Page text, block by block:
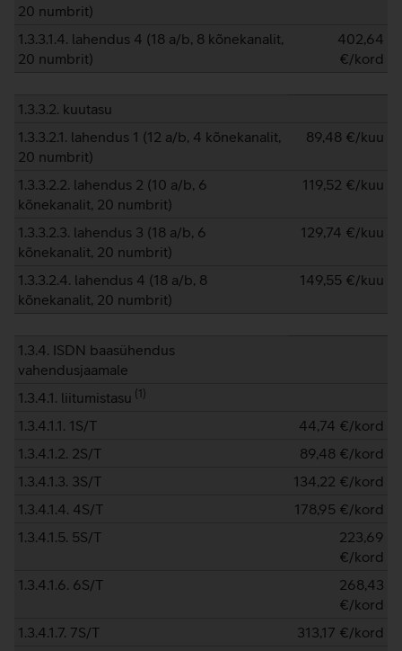
20 numbrit)
1.3.3.1.4. lahendus 4 (18 a/b, 8 kõnekanalit,
20 numbrit)
402,64
€/kord
1.3.3.2. kuutasu
1.3.3.2.1. lahendus 1 (12 a/b, 4 kõnekanalit,
20 numbrit)
89,48 €/kuu
1.3.3.2.2. lahendus 2 (10 a/b, 6
kõnekanalit, 20 numbrit)
119,52 €/kuu
1.3.3.2.3. lahendus 3 (18 a/b, 6
kõnekanalit, 20 numbrit)
129,74 €/kuu
1.3.3.2.4. lahendus 4 (18 a/b, 8
kõnekanalit, 20 numbrit)
149,55 €/kuu
1.3.4. ISDN baasühendus
vahendusjaamale
1.3.4.1. liitumistasu (1 )
1.3.4.1.1. 1S/T 44,74 €/kord
1.3.4.1.2. 2S/T
89,48 €/kord
1.3.4.1.3. 3S/T
134,22 €/kord
1.3.4.1.4. 4S/T
178,95 €/kord
1.3.4.1.5. 5S/T
223,69
€/kord
1.3.4.1.6. 6S/T
268,43
€/kord
1.3.4.1.7. 7S/T
313,17 €/kord